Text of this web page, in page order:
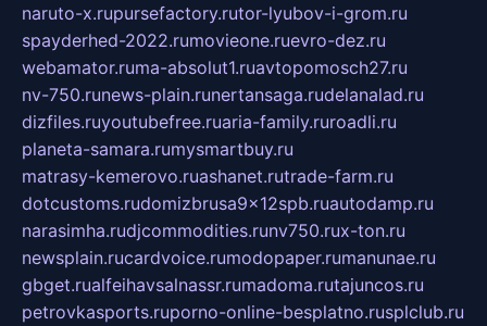
naruto-x.rupursefactory.rutor-lyubov-i-grom.ru
spayderhed-2022.rumovieone.ruevro-dez.ru
webamator.ruma-absolut1.ruavtopomosch27.ru
nv-750.runews-plain.runertansaga.rudelanalad.ru
dizfiles.ruyoutubefree.ruaria-family.ruroadli.ru
planeta-samara.rumysmartbuy.ru
matrasy-kemerovo.ruashanet.rutrade-farm.ru
dotcustoms.rudomizbrusa9x12spb.ruautodamp.ru
narasimha.rudjcommodities.runv750.rux-ton.ru
newsplain.rucardvoice.rumodopaper.rumanunae.ru
gbget.rualfeihavsalnassr.rumadoma.rutajuncos.ru
petrovkasports.ruporno-online-besplatno.rusplclub.ru